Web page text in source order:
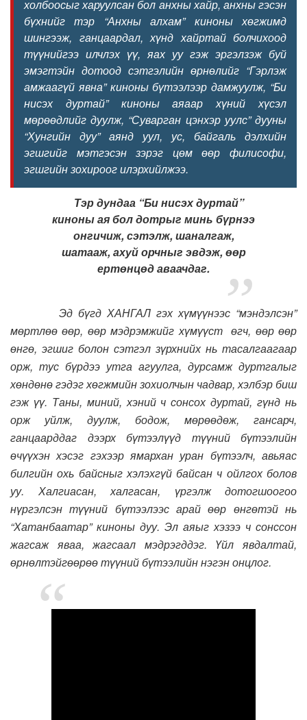
холбоосыг харуулсан бол анхны хайр, анхны гэсэн
бүхнийг тэр “Анхны алхам” киноны хөгжимд
шингээж, ганцаардал, хүнд хайртай болчихоод
түүнийгээ илчлэх үү, яах уу гэж эргэлзэж буй
эмэгтэйн дотоод сэтгэлийн өрнөлийг “Гэрлэж
амжаагүй явна” киноны бүтээлээр дамжуулж, “Би
нисэх дуртай” киноны аяаар хүний хүсэл
мөрөөдлийг дуулж, “Суварган цэнхэр уулс” дууны
“Хунгийн дуу” аянд уул, ус, байгаль дэлхийн
эгшгийг мэтгэсэн зэрэг цөм өөр филисофи,
эгшгийн зохироог илэрхийлжээ.
Тэр дундаа “Би нисэх дуртай”
киноны ая бол дотрыг минь бүрнээ
онгичиж, сэтэлж, шаналгаж,
шатааж, ахуй орчныг эвдэж, өөр
ертөнцөд аваачдаг.
Эд бүгд ХАНГАЛ гэх хүмүүнээс “мэндэлсэн”
мөртлөө өөр, өөр мэдрэмжийг хүмүүст өгч, өөр өөр
өнгө, эгшиг болон сэтгэл зүрхнийх нь тасалгаагаар
орж, тус бүрдээ утга агуулга, дурсамж дуртгалыг
хөндөнө гэдэг хөгжмийн зохиолчын чадвар, хэлбэр биш
гэж үү. Таны, миний, хэний ч сонсох дуртай, гүнд нь
орж уйлж, дуулж, бодож, мөрөөдөж, гансарч,
ганцаарддаг дээрх бүтээлүүд түүний бүтээлийн
өчүүхэн хэсэг гэхээр ямархан уран бүтээлч, авьяас
билгийн охь байсныг хэлэхгүй байсан ч ойлгох болов
уу. Халгиасан, халгасан, үргэлж дотогшоогоо
нүргэлсэн түүний бүтээлээс арай өөр өнгөтэй нь
“Хатанбаатар” киноны дуу. Эл аяыг хэзээ ч сонссон
жагсаж яваа, жагсаал мэдрэгддэг. Үйл явдалтай,
өрнөлтэйгөөрөө түүний бүтээлийн нэгэн онцлог.